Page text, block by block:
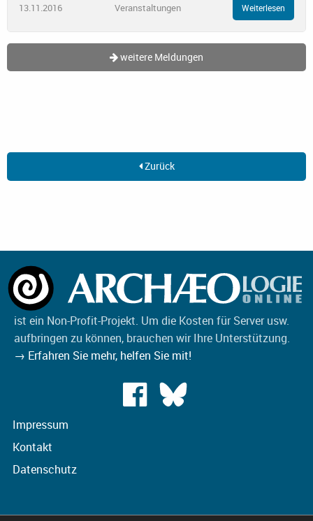
13.11.2016 Veranstaltungen Weiterlesen
weitere Meldungen
Zurück
ist ein Non-Profit-Projekt. Um die Kosten für Server usw.
aufbringen zu können, brauchen wir Ihre Unterstützung.
→ Erfahren Sie mehr, helfen Sie mit!
Impressum
Kontakt
Datenschutz